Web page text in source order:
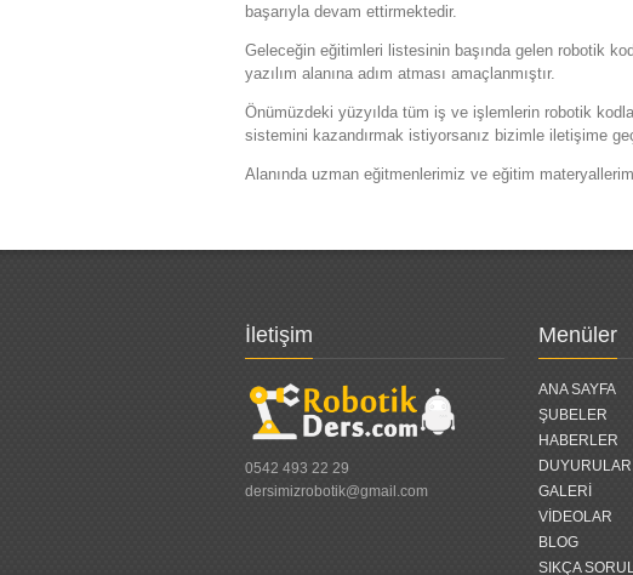
başarıyla devam ettirmektedir.
Geleceğin eğitimleri listesinin başında gelen robotik
yazılım alanına adım atması amaçlanmıştır.
Önümüzdeki yüzyılda tüm iş ve işlemlerin robotik
sistemini kazandırmak istiyorsanız bizimle iletişime
Alanında uzman eğitmenlerimiz ve eğitim
İletişim
0542 493 22 29
dersimizrobotik@gmail.com
Menüler
ANA SAYFA
ŞUBELER
HABERLER
DUYURULAR
GALERİ
VİDEOLAR
BLOG
SIKÇA